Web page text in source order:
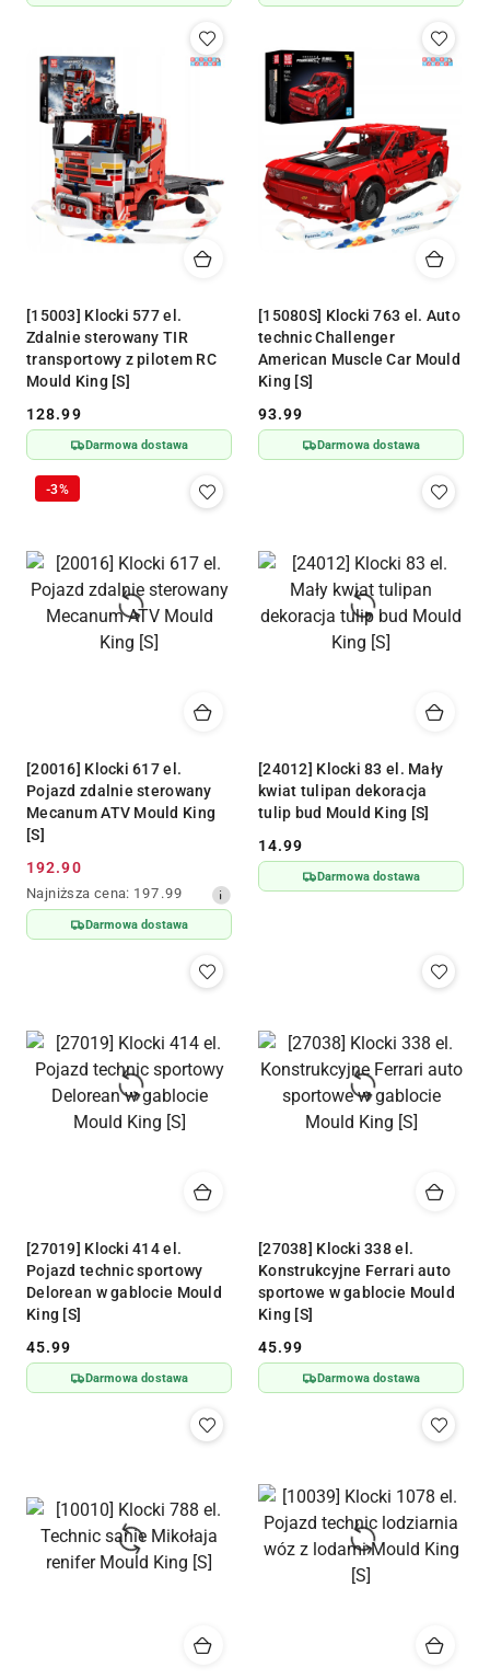
[15003] Klocki 577 el.
Zdalnie sterowany TIR
transportowy z pilotem RC
Mould King [S]
Cena:
128.99
Darmowa dostawa
[15080S] Klocki 763 el. Auto
technic Challenger
American Muscle Car Mould
King [S]
Cena:
93.99
Darmowa dostawa
[20016] Klocki 617 el.
Pojazd zdalnie sterowany
Mecanum ATV Mould King
[S]
Cena
promocyjna:
192.90
Najniższa
cena
z
Najniższa cena: 197.99
Darmowa dostawa
-3%
[24012] Klocki 83 el. Mały
kwiat tulipan dekoracja
tulip bud Mould King [S]
Cena:
14.99
Darmowa dostawa
[27019] Klocki 414 el.
Pojazd technic sportowy
Delorean w gablocie Mould
King [S]
Cena:
45.99
Darmowa dostawa
[27038] Klocki 338 el.
Konstrukcyjne Ferrari auto
sportowe w gablocie Mould
King [S]
Cena:
45.99
Darmowa dostawa